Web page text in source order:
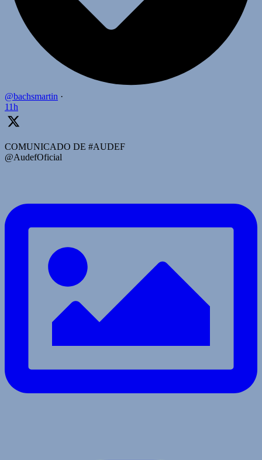
@bachsmartin ·
11h
COMUNICADO DE #AUDEF
@AudefOficial